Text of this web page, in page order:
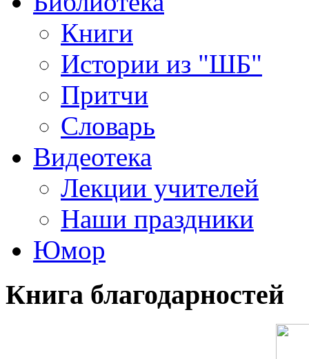
Книги
Истории из "ШБ"
Притчи
Словарь
Видеотека
Лекции учителей
Наши праздники
Юмор
Книга благодарностей